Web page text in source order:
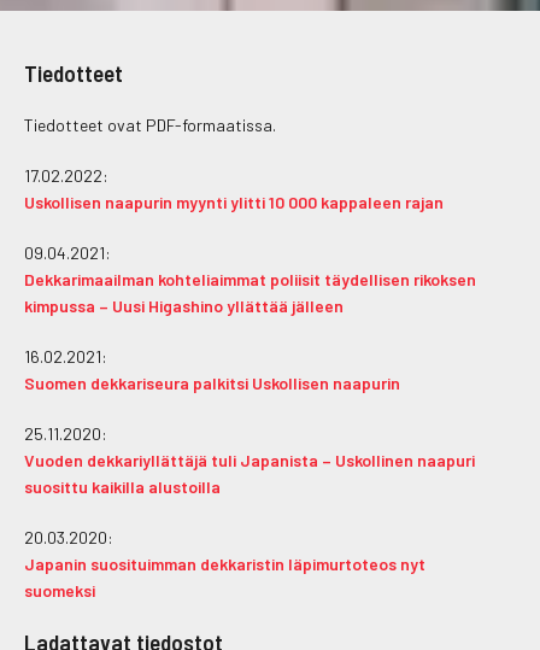
Tiedotteet
Tiedotteet ovat PDF-formaatissa.
17.02.2022:
Uskollisen naapurin myynti ylitti 10 000 kappaleen rajan
09.04.2021:
Dekkarimaailman kohteliaimmat poliisit täydellisen rikoksen
kimpussa – Uusi Higashino yllättää jälleen
16.02.2021:
Suomen dekkariseura palkitsi Uskollisen naapurin
25.11.2020:
Vuoden dekkariyllättäjä tuli Japanista – Uskollinen naapuri
suosittu kaikilla alustoilla
20.03.2020:
Japanin suosituimman dekkaristin läpimurtoteos nyt
suomeksi
Ladattavat tiedostot